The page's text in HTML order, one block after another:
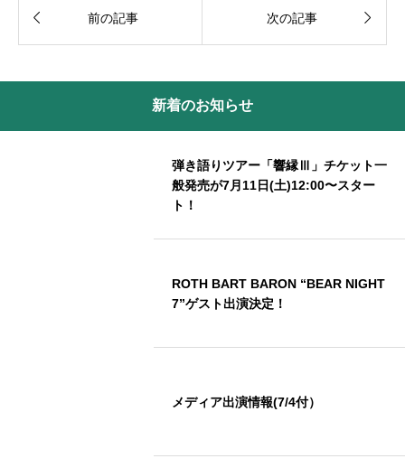
 前の記事 次の記事 
新着のお知らせ
弾き語りツアー「響縁Ⅲ」チケット一
般発売が7月11日(土)12:00〜スター
ト！
ROTH BART BARON “BEAR NIGHT
7”ゲスト出演決定！
メディア出演情報(7/4付）